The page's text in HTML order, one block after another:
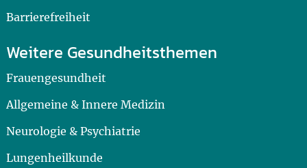
Barrierefreiheit
Weitere Gesundheitsthemen
Frauengesundheit
Allgemeine & Innere Medizin
Neurologie & Psychiatrie
Lungenheilkunde